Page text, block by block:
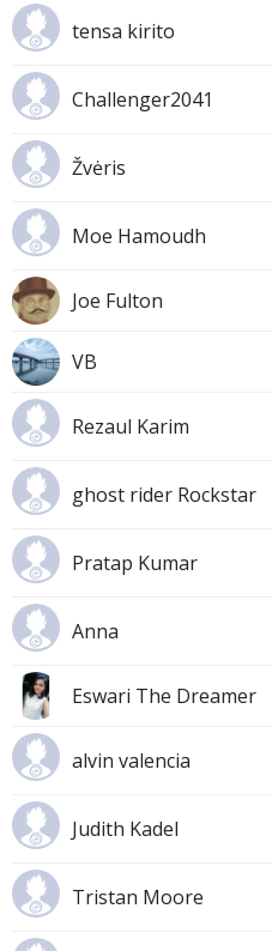
tensa kirito
Challenger2041
Žvėris
Moe Hamoudh
Joe Fulton
VB
Rezaul Karim
ghost rider Rockstar
Pratap Kumar
Anna
Eswari The Dreamer
alvin valencia
Judith Kadel
Tristan Moore